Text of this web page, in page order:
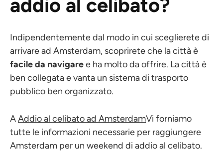
addio al celibato?
Indipendentemente dal modo in cui sceglierete di
arrivare ad Amsterdam, scoprirete che la città è
facile da navigaree ha molto da offrire. La città è
ben collegata e vanta un sistema di trasporto
pubblico ben organizzato.
AAddio al celibato ad AmsterdamVi forniamo
tutte le informazioni necessarie per raggiungere
Amsterdam per un weekend di addio al celibato.